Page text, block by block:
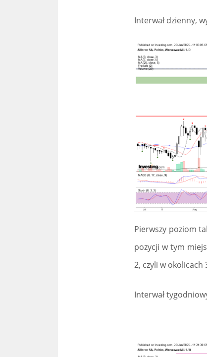
Interwał dzienny,
Pierwszy poziom
pozycji w tym
2, czyli w okolicach
Interwał